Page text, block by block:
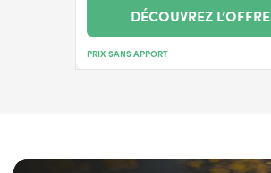
DÉCOUVREZ L’OFFRE
PRIX SANS APPORT